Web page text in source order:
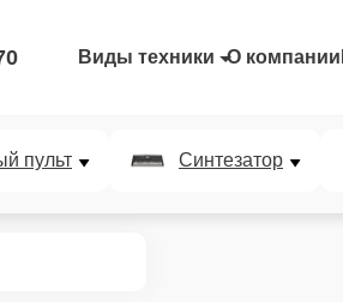
Виды техники О компании
пульт Синтезатор